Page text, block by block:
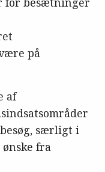
på
af
særligt i
fra